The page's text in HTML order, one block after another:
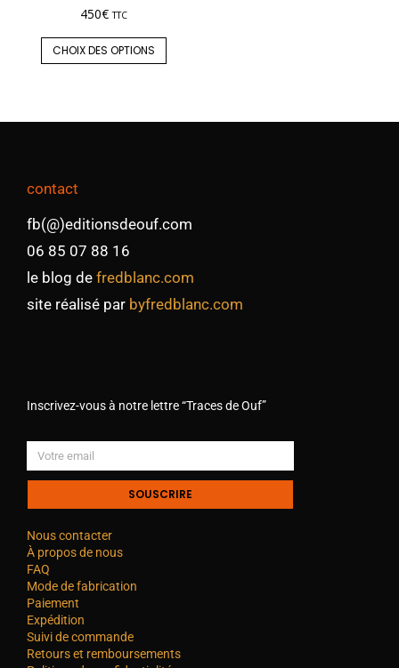
450€ TTC
CHOIX DES OPTIONS
contact
fb(@)editionsdeouf.com
06 85 07 88 16
le blog de fredblanc.com
site réalisé par byfredblanc.com
Inscrivez-vous à notre lettre “Traces de Ouf”
SOUSCRIRE
Nous contacter
À propos de nous
FAQ
Mode de fabrication
Paiement
Expédition
Suivi de commande
Retours et remboursements